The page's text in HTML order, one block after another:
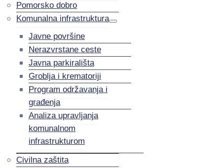
Pomorsko dobro
Komunalna infrastruktura
Javne površine
Nerazvrstane ceste
Javna parkirališta
Groblja i krematoriji
Program održavanja i
građenja
Analiza upravljanja
komunalnom
infrastrukturom
Civilna zaštita